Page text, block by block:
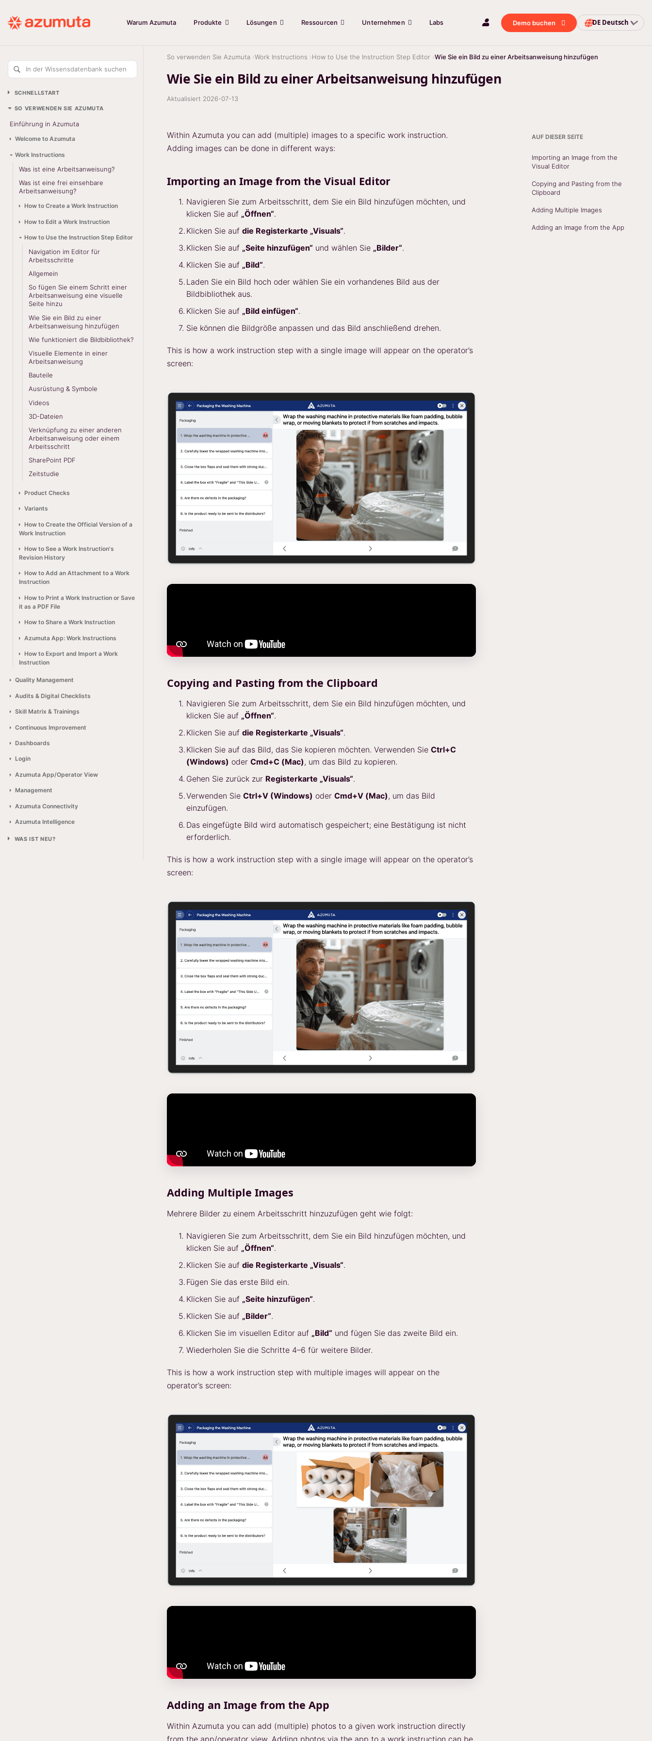
Warum Azumuta Produkte Lösungen Ressourcen Unternehmen Labs Demo buchen DE Deutsch
In der Wissensdatenbank suchen
SCHNELLSTART
SO VERWENDEN SIE AZUMUTA
Einführung in Azumuta
Welcome to Azumuta
Work Instructions
Was ist eine Arbeitsanweisung?
Was ist eine frei einsehbare
Arbeitsanweisung?
How to Create a Work Instruction
How to Edit a Work Instruction
How to Use the Instruction Step Editor
Navigation im Editor für
Arbeitsschritte
Allgemein
So fügen Sie einem Schritt einer
Arbeitsanweisung eine visuelle
Seite hinzu
Wie Sie ein Bild zu einer
Arbeitsanweisung hinzufügen
Wie funktioniert die Bildbibliothek?
Visuelle Elemente in einer
Arbeitsanweisung
Bauteile
Ausrüstung & Symbole
Videos
3D-Dateien
Verknüpfung zu einer anderen
Arbeitsanweisung oder einem
Arbeitsschritt
SharePoint PDF
Zeitstudie
Product Checks
Variants
How to Create the Official Version of a
Work Instruction
How to See a Work Instruction's
Revision History
How to Add an Attachment to a Work
Instruction
How to Print a Work Instruction or Save
it as a PDF File
How to Share a Work Instruction
Azumuta App: Work Instructions
How to Export and Import a Work
Instruction
Quality Management
Audits & Digital Checklists
Skill Matrix & Trainings
Continuous Improvement
Dashboards
Login
Azumuta App/Operator View
Management
Azumuta Connectivity
Azumuta Intelligence
WAS IST NEU?
So verwenden Sie Azumuta Work Instructions How to Use the Instruction Step Editor Wie Sie ein Bild zu einer Arbeitsanweisung hinzufügen
Wie Sie ein Bild zu einer Arbeitsanweisung hinzufügen
Aktualisiert 2026-07-13
Within Azumuta you can add (multiple) images to a specific work instruction.
Adding images can be done in different ways:
Importing an Image from the Visual Editor
Navigieren Sie zum Arbeitsschritt, dem Sie ein Bild hinzufügen möchten, und
klicken Sie auf „Öffnen“.
Klicken Sie auf die Registerkarte „Visuals“.
Klicken Sie auf „Seite hinzufügen“ und wählen Sie „Bilder“.
Klicken Sie auf „Bild“.
Laden Sie ein Bild hoch oder wählen Sie ein vorhandenes Bild aus der
Bildbibliothek aus.
Klicken Sie auf „Bild einfügen“.
Sie können die Bildgröße anpassen und das Bild anschließend drehen.
This is how a work instruction step with a single image will appear on the operator’s
screen:
Copying and Pasting from the Clipboard
Navigieren Sie zum Arbeitsschritt, dem Sie ein Bild hinzufügen möchten, und
klicken Sie auf „Öffnen“.
Klicken Sie auf die Registerkarte „Visuals“.
Klicken Sie auf das Bild, das Sie kopieren möchten. Verwenden Sie Ctrl+C
(Windows) oder Cmd+C (Mac), um das Bild zu kopieren.
Gehen Sie zurück zur Registerkarte „Visuals“.
Verwenden Sie Ctrl+V (Windows) oder Cmd+V (Mac), um das Bild
einzufügen.
Das eingefügte Bild wird automatisch gespeichert; eine Bestätigung ist nicht
erforderlich.
This is how a work instruction step with a single image will appear on the operator’s
screen:
Adding Multiple Images
Mehrere Bilder zu einem Arbeitsschritt hinzuzufügen geht wie folgt:
Navigieren Sie zum Arbeitsschritt, dem Sie ein Bild hinzufügen möchten, und
klicken Sie auf „Öffnen“.
Klicken Sie auf die Registerkarte „Visuals“.
Fügen Sie das erste Bild ein.
Klicken Sie auf „Seite hinzufügen“.
Klicken Sie auf „Bilder“.
Klicken Sie im visuellen Editor auf „Bild“ und fügen Sie das zweite Bild ein.
Wiederholen Sie die Schritte 4–6 für weitere Bilder.
This is how a work instruction step with multiple images will appear on the
operator’s screen:
Adding an Image from the App
Within Azumuta you can add (multiple) photos to a given work instruction directly
from the app/operator view. Adding photos via the app to a work instruction can be
AUF DIESER SEITE
Importing an Image from the
Visual Editor
Copying and Pasting from the
Clipboard
Adding Multiple Images
Adding an Image from the App